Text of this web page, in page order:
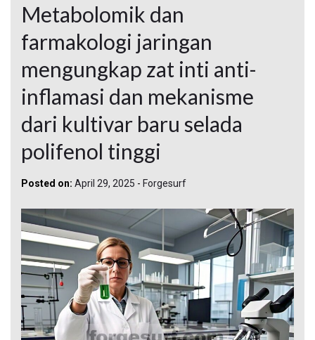
Metabolomik dan
farmakologi jaringan
mengungkap zat inti anti-
inflamasi dan mekanisme
dari kultivar baru selada
polifenol tinggi
Posted on: April 29, 2025 - Forgesurf